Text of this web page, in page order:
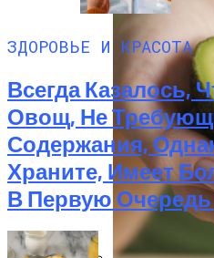
ЗДОРОВЬЕ И КРАСОТА
Всегда Казалось,
Овощ, Не
Содержания,
Храните, Имеет
В Первую